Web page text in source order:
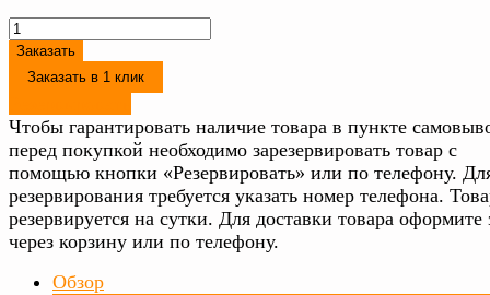
Заказать
Заказать в 1 клик
Чтобы гарантировать наличие товара в пункте
перед покупкой необходимо зарезервировать товар с
помощью кнопки «Резервировать» или по телефону.
резервирования требуется указать номер телефона.
резервируется на сутки. Для доставки товара оформите
через корзину или по телефону.
Обзор